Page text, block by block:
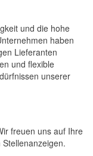
und die hohe
haben
Lieferanten
und flexible
unserer
freuen uns auf Ihre